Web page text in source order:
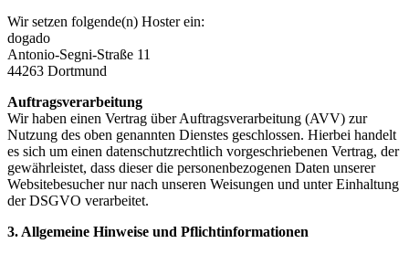
Wir setzen folgende(n) Hoster ein:
dogado
Antonio-Segni-Straße 11
44263 Dortmund
Auftragsverarbeitung
Wir haben einen Vertrag über Auftragsverarbeitung (AVV) zur
Nutzung des oben genannten Dienstes geschlossen. Hierbei handelt
es sich um einen datenschutzrechtlich vorgeschriebenen Vertrag, der
gewährleistet, dass dieser die personenbezogenen Daten unserer
Websitebesucher nur nach unseren Weisungen und unter Einhaltung
der DSGVO verarbeitet.
3. Allgemeine Hinweise und Pflicht­informationen